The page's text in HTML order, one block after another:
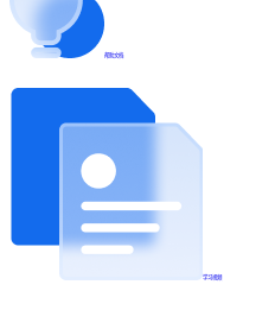
帮助文档
学习视频